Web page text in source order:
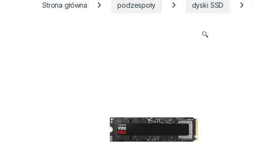
Strona główna podzespoły dyski SSD
🔍